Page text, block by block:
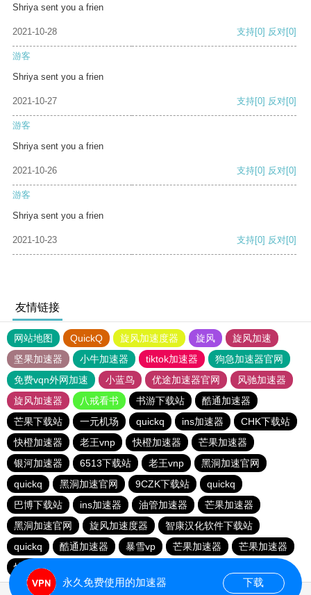
Shriya sent you a frien
2021-10-28 支持[0] 反对[0]
游客
Shriya sent you a frien
2021-10-27 支持[0] 反对[0]
游客
Shriya sent you a frien
2021-10-26 支持[0] 反对[0]
游客
Shriya sent you a frien
2021-10-23 支持[0] 反对[0]
友情链接
网站地图 QuickQ 旋风加速度器 旋风
旋风加速
坚果加速器
小牛加速器 tiktok加速器
狗急加速器官网
免费vqn外网加速
小蓝鸟 优途加速器官网
风驰加速器
旋风加速器
八戒看书 书游下载站
酷通加速器
芒果下载站
一元机场 quickq ins加速器
CHK下载站
快橙加速器
老王vnp 快橙加速器
芒果加速器
银河加速器
6513下载站 老王vnp
黑洞加速官网
quickq
黑洞加速官网 9CZK下载站
quickq
巴博下载站
ins加速器 油管加速器
芒果加速器
黑洞加速官网
旋风加速度器
智康汉化软件下载站
quickq
酷通加速器 暴雪vp 芒果加速器
芒果加速器
快橙加速器
永久免费使用的加速器 下载